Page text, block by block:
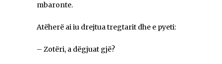
mbaronte.
Atëherë ai iu drejtua tregtarit dhe e pyeti:
– Zotëri, a dëgjuat gjë?